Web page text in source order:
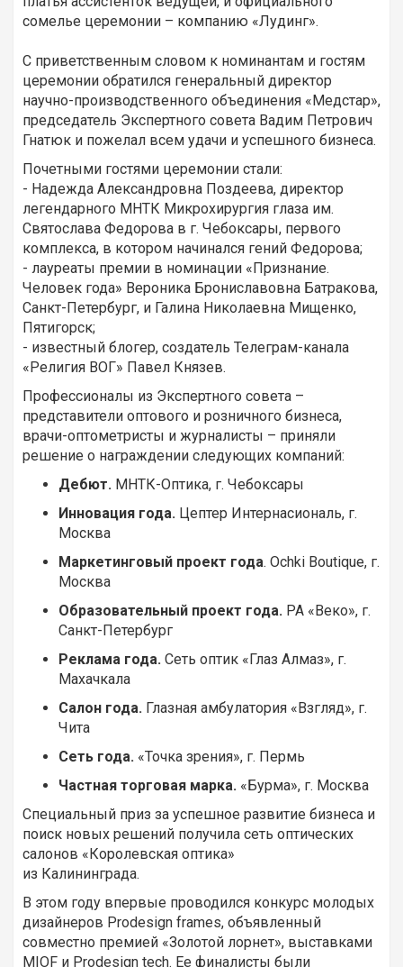
сомелье церемонии – компанию «Лудинг».
С приветственным словом к номинантам и гостям
церемонии обратился генеральный директор
научно-производственного объединения «Медстар»,
председатель Экспертного совета Вадим Петрович
Гнатюк и пожелал всем удачи и успешного бизнеса.
Почетными гостями церемонии стали:
- Надежда Александровна Поздеева, директор
легендарного МНТК Микрохирургия глаза им.
Святослава Федорова в г. Чебоксары, первого
комплекса, в котором начинался гений Федорова;
- лауреаты премии в номинации «Признание.
Человек года» Вероника Брониславовна Батракова,
Санкт-Петербург, и Галина Николаевна Мищенко,
Пятигорск;
- известный блогер, создатель Телеграм-канала
«Религия ВОГ» Павел Князев.
Профессионалы из Экспертного совета –
представители оптового и розничного бизнеса,
врачи-оптометристы и журналисты – приняли
решение о награждении следующих компаний:
Дебют. МНТК-Оптика, г. Чебоксары
Инновация года. Цептер Интернасиональ, г.
Москва
Маркетинговый проект года. Ochki Boutique, г.
Москва
Образовательный проект года. РА «Веко», г.
Санкт-Петербург
Реклама года. Сеть оптик «Глаз Алмаз», г.
Махачкала
Салон года. Глазная амбулатория «Взгляд», г.
Чита
Сеть года. «Точка зрения», г. Пермь
Частная торговая марка. «Бурма», г. Москва
Специальный приз за успешное развитие бизнеса и
поиск новых решений получила сеть оптических
салонов «Королевская оптика»
из Калининграда.
В этом году впервые проводился конкурс молодых
дизайнеров Prodesign frames, объявленный
совместно премией «Золотой лорнет», выставками
MIOF и Prodesign tech. Ее финалисты были